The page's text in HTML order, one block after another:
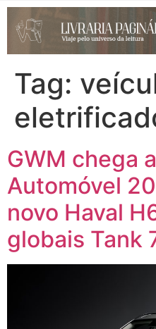
Tag:
GWM chega
Automóvel
novo Haval
globais Tank